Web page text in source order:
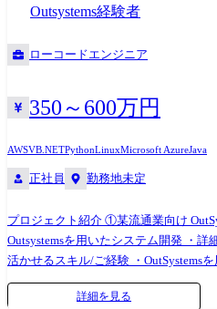
し、おもしろそうなイメージが正直あ
ースは今までできたことを効率的に開
奇心を駆り立てられる。 より幅広い技
男性) ●開発工程を短縮することで、本
から「想定より早く導入できた」「ほ
【事業責任者からのメッセージ】 世界
ュラーだけど日本ではまだ浸透してい
ります。 また、日本に入ってきている
くさんあります。 ホープスではそうい
入・開発を積極的に推進しております
社内コミュニケーションツール(Teams
業務フローを可視化(BPR/BPMN等)。
選定 ●パブリッククラウド(Azure/AWS)
ローコードアプリやAIエージェントが
設計・環境ガバナンスの構築 ●顧客の
び上流設計 顧客企業の「どの業務に
るのではなく、要件定義などの最上流
計へと落とし込みます。 **※配属先は
ます。 ** ●業務の変更の範囲 会社内で
Outsystems経験者
ローコードエンジニア
350～600万円
AWSVB.NETPythonLinuxMicrosoft AzureJava
正社員 勤務地未定
プロジェクト紹介 ①某流通業向け OutSystems開発案件 ●業務内容 ・
Outsystemsを用いたシステム開発 ・
活かせるスキル/ご経験 ・OutSystems
テスト～単体テストの経験 ・
上の資格 etc. ②国内営業 保守開発PJ(モバイル開発) ●業務内容 ・基本設詳細を見る